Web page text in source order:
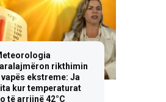
rikthimin
vapës ekstreme: Ja
kur temperaturat
të arrijnë 42°C